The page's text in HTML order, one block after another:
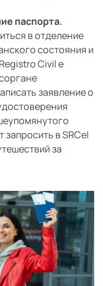
паспорта.
в отделение
состояния и
Civil e
заявление о
запросить в SRCel
за